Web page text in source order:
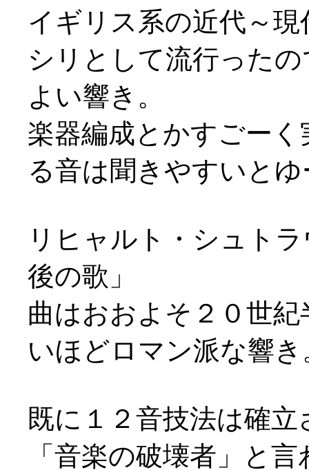
イギリス系の近代～
シリとして流行った
よい響き。
楽器編成とかすごー
る音は聞きやすいとゆ
リヒャルト・シュト
後の歌」
曲はおおよそ２０世
いほどロマン派な響き
既に１２音技法は確
「音楽の破壊者」と